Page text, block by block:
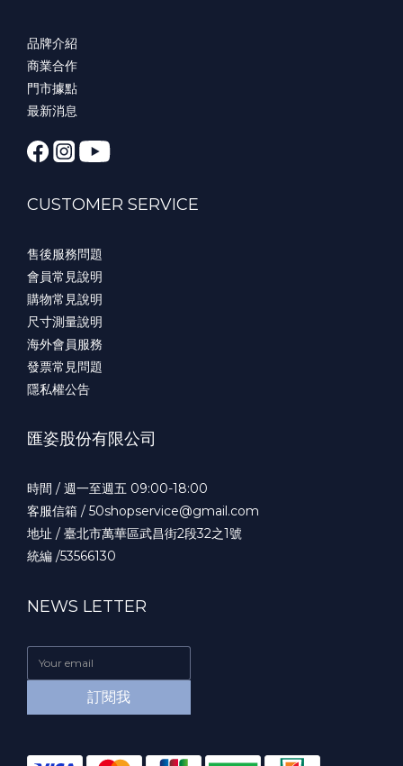
品牌介紹
商業合作
門市據點
最新消息
CUSTOMER SERVICE
售後服務問題
會員常見說明
購物常見說明
尺寸測量說明
海外會員服務
發票常見問題
隱私權公告
匯姿股份有限公司
時間 / 週一至週五 09:00-18:00
客服信箱 / 50shopservice@gmail.com
地址 / 臺北市萬華區武昌街2段32之1號
統編 /53566130
NEWS LETTER
訂閱我